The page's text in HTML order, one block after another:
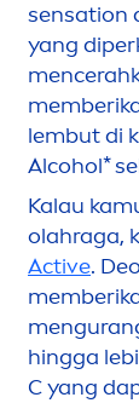
sensation
yang
men
lembut di
Alcohol*
Kalau
olahraga,
Active.
men
hingga
C yang